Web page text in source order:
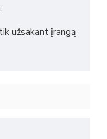
užsakant įrangą